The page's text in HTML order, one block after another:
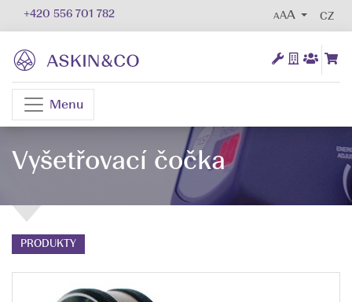
+420 556 701 782 AA CZ
Menu
Vyšetřovací čočka
PRODUKTY